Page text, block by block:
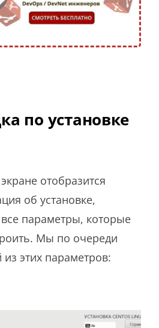
по установке
отобразится
об установке,
параметры, которые
Мы по очереди
этих параметров: